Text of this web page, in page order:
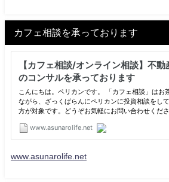
カフェ相談を承っております
www.asunarolife.net